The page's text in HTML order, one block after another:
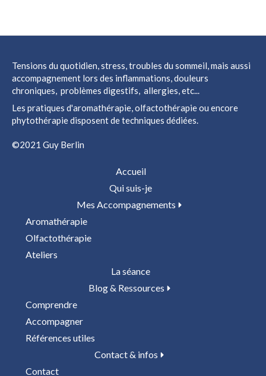
Tensions du quotidien, stress, troubles du sommeil, mais aussi
accompagnement lors des inflammations, douleurs
chroniques, problèmes digestifs, allergies, etc...
Les pratiques d'aromathérapie, olfactothérapie ou encore
phytothérapie disposent de techniques dédiées.
©2021 Guy Berlin
Accueil
Qui suis-je
Mes Accompagnements
Aromathérapie
Olfactothérapie
Ateliers
La séance
Blog & Ressources
Comprendre
Accompagner
Références utiles
Contact & infos
Contact